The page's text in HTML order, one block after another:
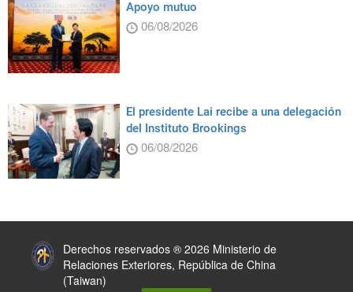
Apoyo mutuo
06/08/2026
El presidente Lai recibe a una delegación
del Instituto Brookings
06/08/2026
Derechos reservados ® 2026 Ministerio de
Relaciones Exteriores, República de China
(Taiwan)